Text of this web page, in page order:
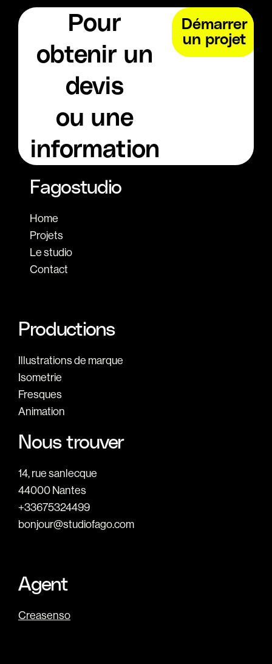
Pour
obtenir un
devis
ou une
information
Démarrer
un projet
Fagostudio
Home
Projets
Le studio
Contact
Productions
Illustrations de marque
Isometrie
Fresques
Animation
Nous trouver
14, rue sanlecque
44000 Nantes
+33675324499
bonjour@studiofago.com
Agent
Creasenso